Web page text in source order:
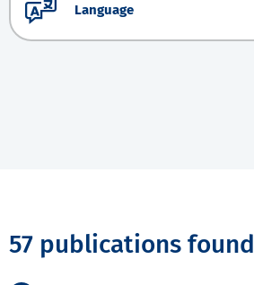
Language
57 publications found